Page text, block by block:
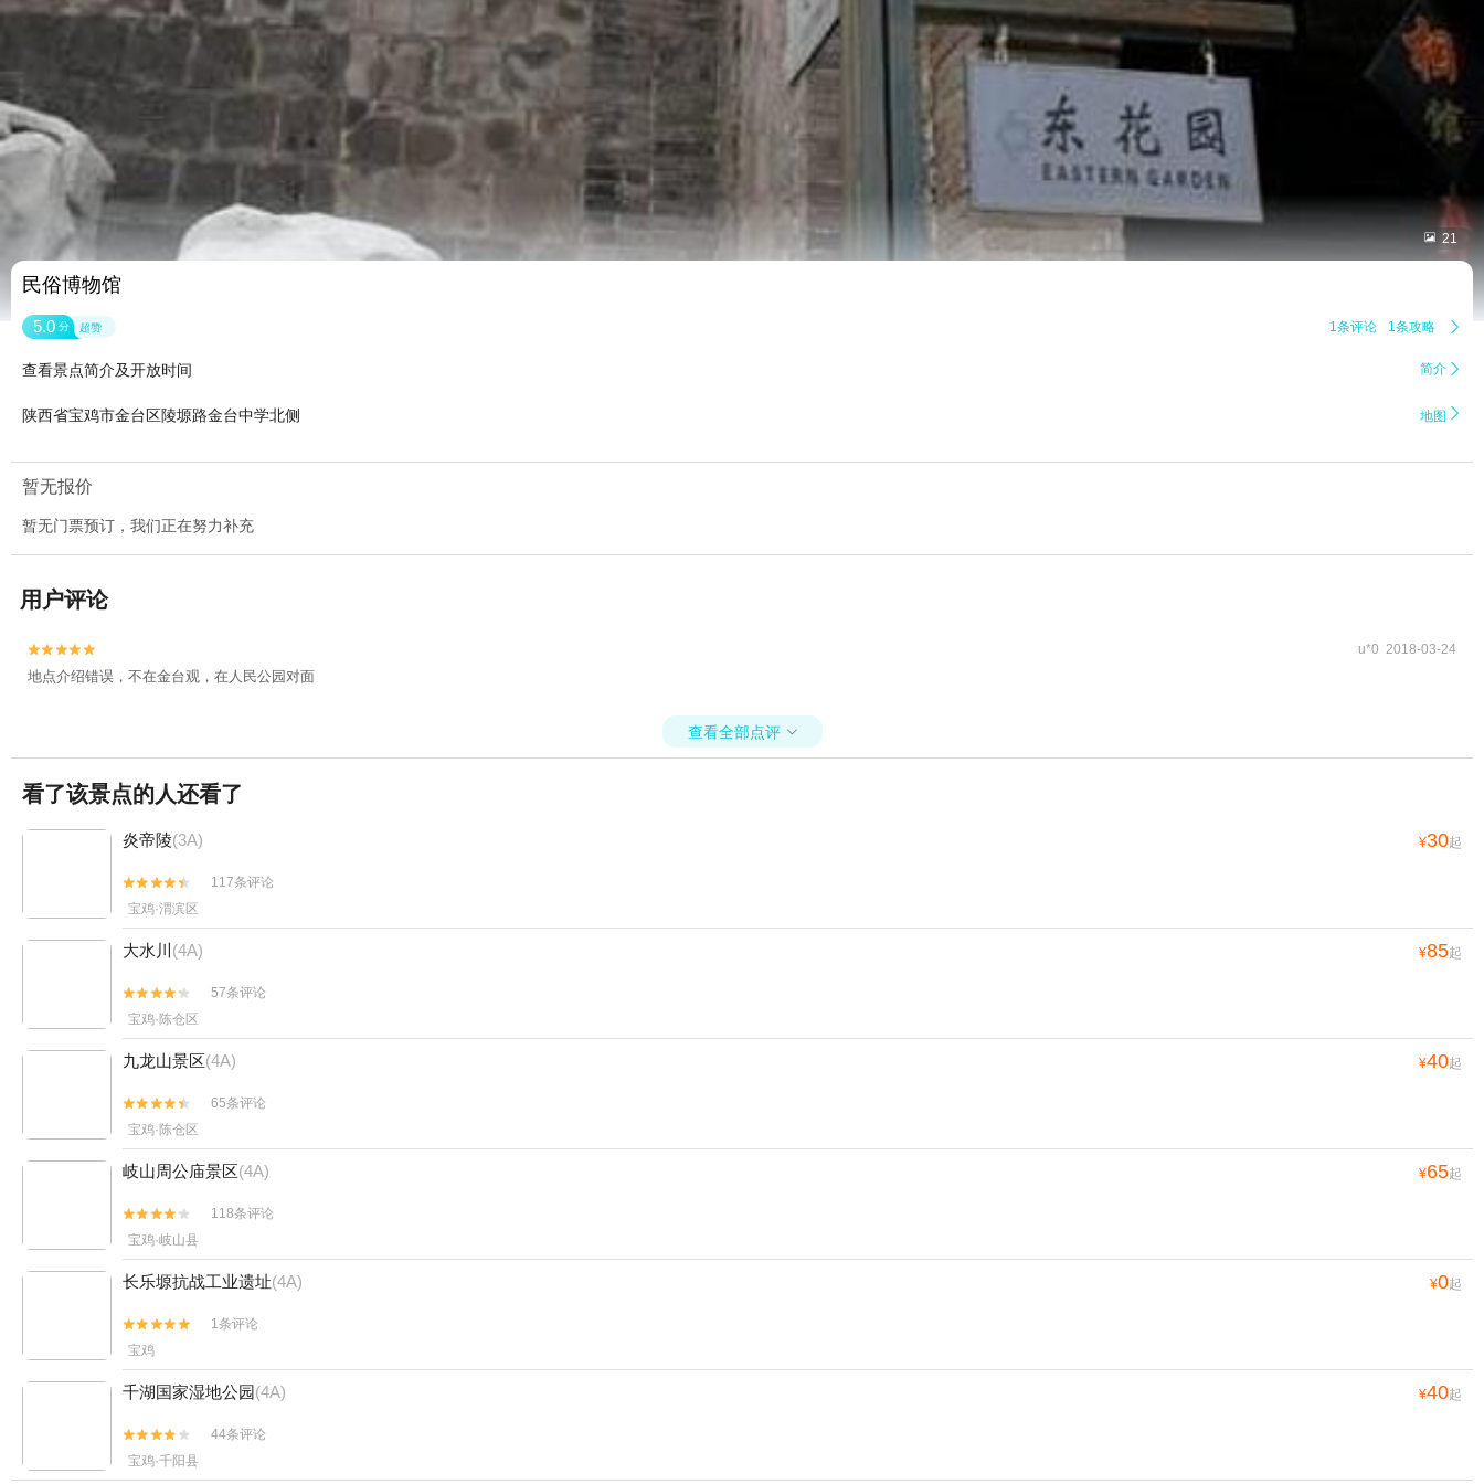
 21
民俗博物馆
5.0 分 超赞 1条评论 1条攻略 
查看景点简介及开放时间 简介 
陕西省宝鸡市金台区陵塬路金台中学北侧 地图 
暂无报价
暂无门票预订，我们正在努力补充
用户评论

 u*0 2018-03-24
地点介绍错误，不在金台观，在人民公园对面
查看全部点评 
看了该景点的人还看了
炎帝陵(3A) ¥30起


117条评论
宝鸡·渭滨区
大水川 (4A) ¥85起


57条评论
宝鸡·陈仓区
九龙山景区(4A) ¥40起


65条评论
宝鸡·陈仓区
岐山周公庙景区(4A) ¥65起


118条评论
宝鸡·岐山县
长乐塬抗战工业遗址(4A) ¥0起


1条评论
宝鸡
千湖国家湿地公园(4A) ¥40起


44条评论
宝鸡·千阳县